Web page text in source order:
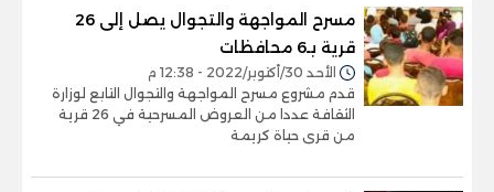
مسرح المواجهة والتجوال يصل إلى 26
قرية بـ6 محافظات
الأحد 30/أكتوبر/2022 - 12:38 م
قدم مشروع مسرح المواجهة والتجوال التابع لوزارة
الثقافة عددا من العروض المسرحية في 26 قرية
من قرى حياة كريمة